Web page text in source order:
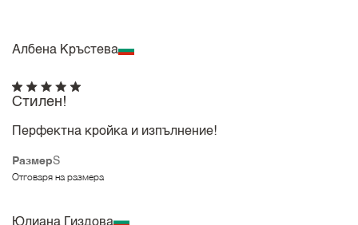
Албена Кръстева
РазмерS
Отговаря на размера
Стилен!
Перфектна кройка и изпълнение!